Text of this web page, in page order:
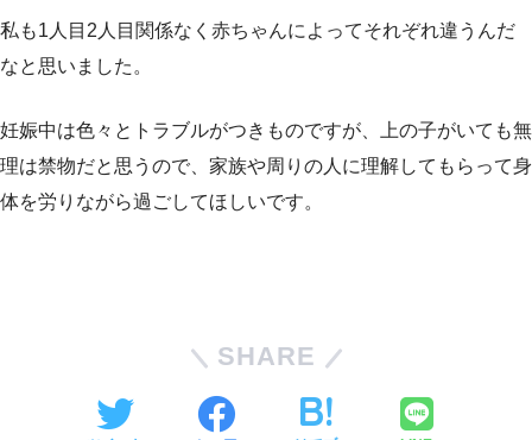
私も1人目2人目関係なく赤ちゃんによってそれぞれ違うんだ
なと思いました。
妊娠中は色々とトラブルがつきものですが、上の子がいても無
理は禁物だと思うので、家族や周りの人に理解してもらって身
体を労りながら過ごしてほしいです。
SHARE